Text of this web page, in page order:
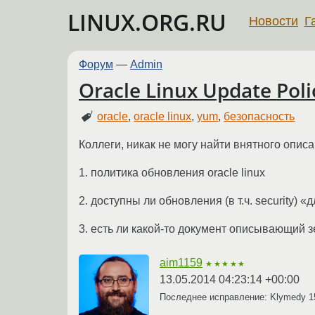
LINUX.ORG.RU Новости
Форум — Admin
Oracle Linux Update
oracle,oracle linux,yum, безопасность
Коллеги, никак не могу найти внятного
1. политика обновления oracle linux
2. доступны ли обновления (в т.ч. security)
3. есть ли какой-то документ описывающий
aim1159 ★★★★★
13.05.2014 04:23:14 +00:00
Последнее исправление: Klymedy